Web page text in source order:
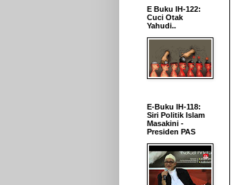
E Buku IH-122:
Cuci Otak
Yahudi..
E-Buku IH-118:
Siri Politik Islam
Masakini -
Presiden PAS